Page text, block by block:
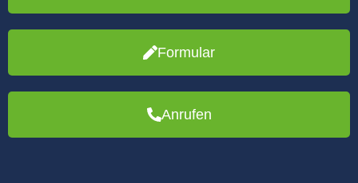
Formular
Anrufen